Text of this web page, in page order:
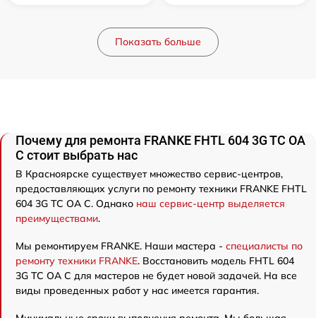
Показать больше
Почему для ремонта FRANKE FHTL 604 3G TC OA
C стоит выбрать нас
В Красноярске существует множество сервис-центров,
предоставляющих услуги по ремонту техники FRANKE FHTL
604 3G TC OA C. Однако наш сервис-центр выделяется
преимуществами.
Мы ремонтируем FRANKE. Наши мастера - специалисты по
ремонту техники FRANKE. Восстановить модель FHTL 604
3G TC OA C для мастеров не будет новой задачей. На все
виды проведенных работ у нас имеется гарантия.